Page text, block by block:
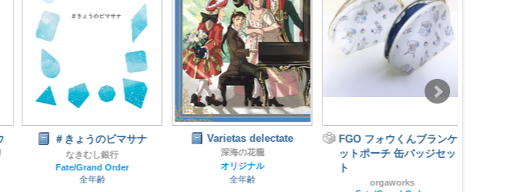
＃きょうのビマサナ
なきむし銀行
Fate/Grand Order
全年齢
Varietas delectate
深海の花籠
オリジナル
全年齢
FGO フォウくんブランケ
ットポーチ 缶バッジセッ
ト
orgaworks